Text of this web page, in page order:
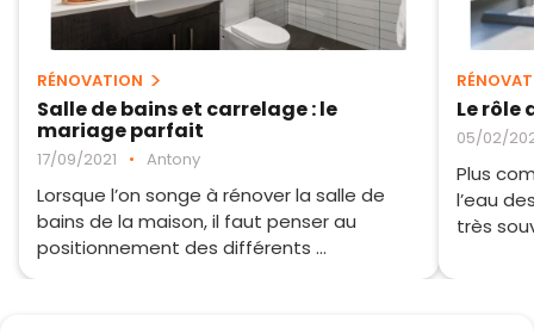
RÉNOVATION
Salle de bains et carrelage : le
mariage parfait
17/09/2021 • Antony
Lorsque l’on songe à rénover la salle de
bains de la maison, il faut penser au
positionnement des différents ...
Le rôle
05/02/
Plus
l’eau
très